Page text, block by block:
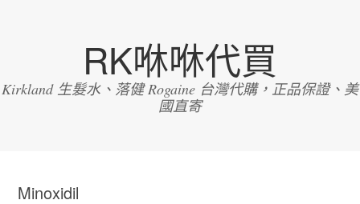
RK咻咻代買
Kirkland 生髮水、落健 Rogaine 台灣代購，正品保證、美
國直寄
Minoxidil